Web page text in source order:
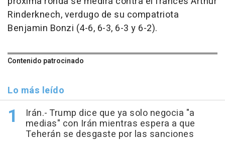
Rinderknech, verdugo de su compatriota
Benjamin Bonzi (4-6, 6-3, 6-3 y 6-2).
Contenido patrocinado
Lo más leído
Irán.- Trump dice que ya solo negocia "a
medias" con Irán mientras espera a que
Teherán se desgaste por las sanciones